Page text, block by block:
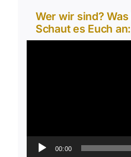
Wer wir sind?
Schaut es Euch an:
00:00